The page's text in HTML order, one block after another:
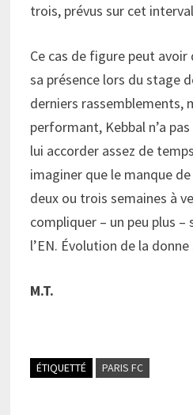
trois, prévus sur cet
Ce cas de figure peut avoir
sa présence lors du stage
derniers rassemblements,
performant, Kebbal n’a
lui accorder assez de
imaginer que le manque
deux ou trois semaines à
compliquer – un peu plus
l’EN. Évolution de la donne
M.T.
ÉTIQUETTÉ PARIS FC